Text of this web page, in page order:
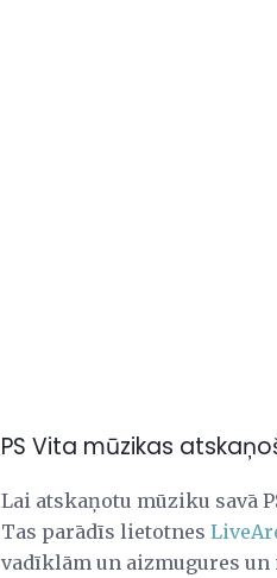
PS Vita mūzikas
Lai atskaņotu mūziku savā
Tas parādīs lietotnes
vadīklām un aizmugures un